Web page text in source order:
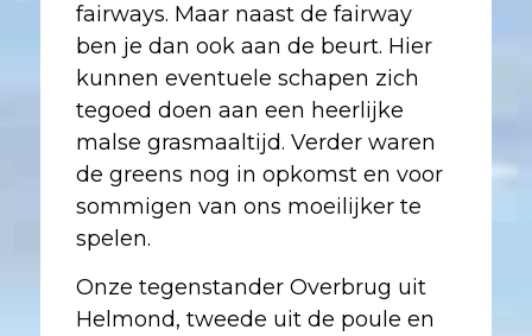
fairways. Maar naast de fairway
ben je dan ook aan de beurt. Hier
kunnen eventuele schapen zich
tegoed doen aan een heerlijke
malse grasmaaltijd. Verder waren
de greens nog in opkomst en voor
sommigen van ons moeilijker te
spelen.
Onze tegenstander Overbrug uit
Helmond, tweede uit de poule en